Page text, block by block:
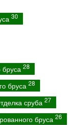
30
бруса 28
бруса 28
сруба 27
бруса 26